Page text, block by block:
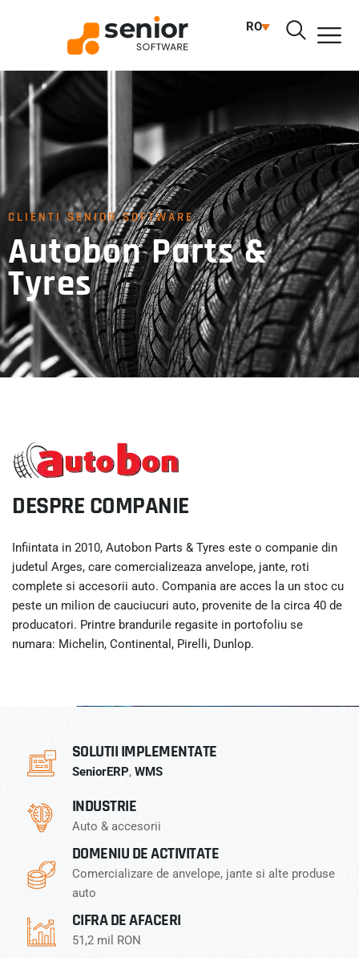
RO
CLIENTI SENIOR SOFTWARE
Autobon Parts &
Tyres
DESPRE COMPANIE
Infiintata in 2010, Autobon Parts & Tyres este o companie din
judetul Arges, care comercializeaza anvelope, jante, roti
complete si accesorii auto. Compania are acces la un stoc cu
peste un milion de cauciucuri auto, provenite de la circa 40 de
producatori. Printre brandurile regasite in portofoliu se
numara: Michelin, Continental, Pirelli, Dunlop.
SOLUTII IMPLEMENTATE
SeniorERP, WMS
INDUSTRIE
Auto & accesorii
DOMENIU DE ACTIVITATE
Comercializare de anvelope, jante si alte produse
auto
CIFRA DE AFACERI
51,2 mil RON